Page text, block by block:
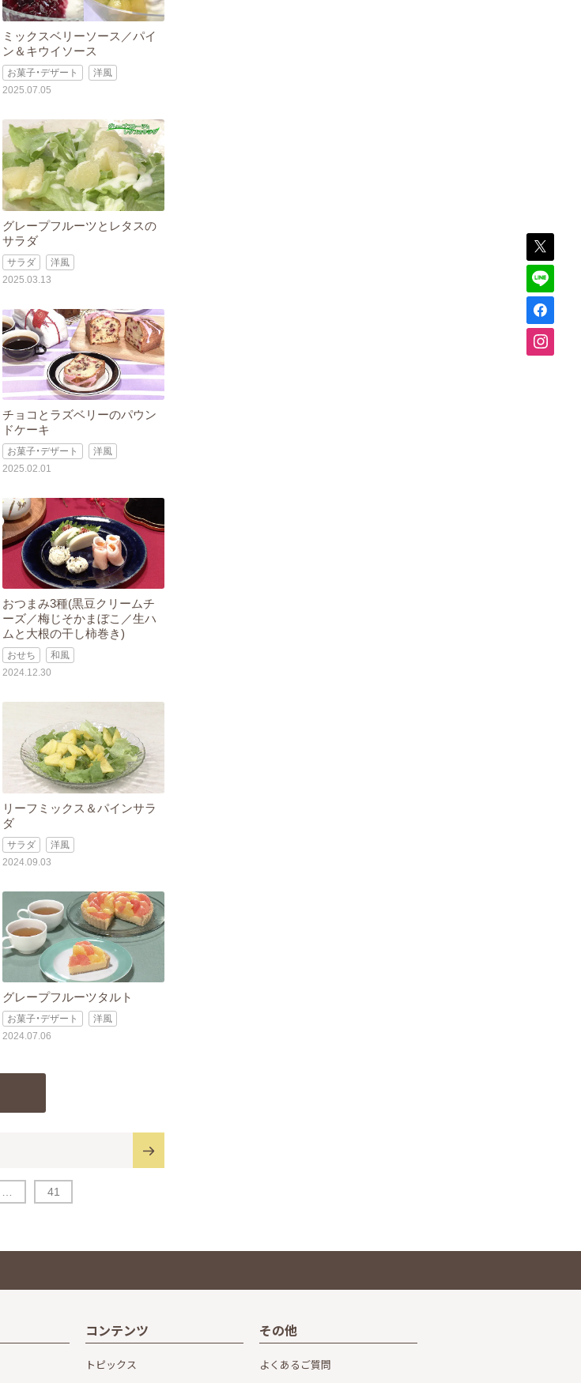
ミックスベリーソース／パイ
ン＆キウイソース
お菓子・デザート
洋風
2025.07.05
グレープフルーツとレタスの
サラダ
サラダ
洋風
2025.03.13
チョコとラズベリーのパウン
ドケーキ
お菓子・デザート
洋風
2025.02.01
おつまみ3種(黒豆クリームチ
ーズ／梅じそかまぼこ／生ハ
ムと大根の干し柿巻き)
おせち
和風
2024.12.30
リーフミックス＆パインサラ
ダ
サラダ
洋風
2024.09.03
グレープフルーツタルト
お菓子・デザート
洋風
2024.07.06
41
コンテンツ
トピックス
その他
よくあるご質問